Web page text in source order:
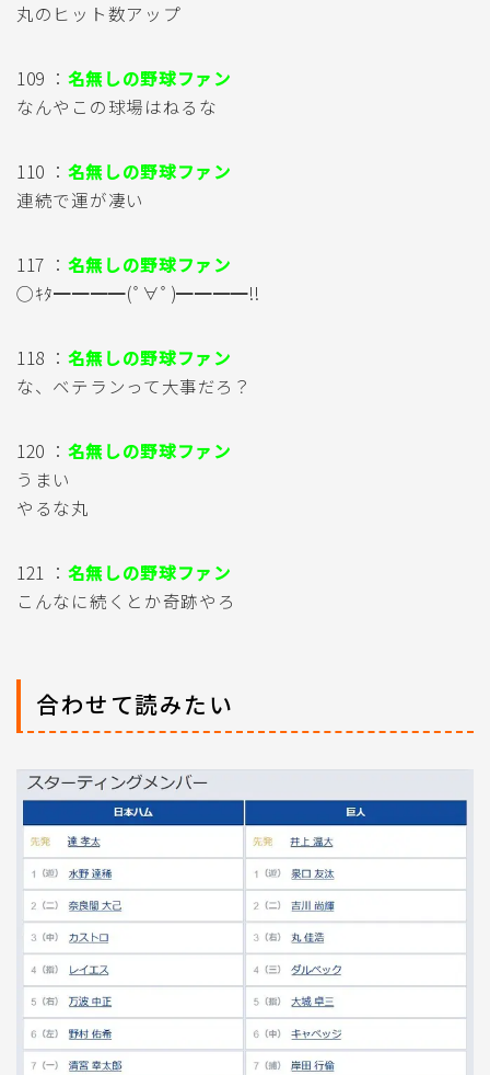
丸のヒット数アップ
109 ： 名無しの野球ファン
なんやこの球場はねるな
110 ： 名無しの野球ファン
連続で運が凄い
117 ： 名無しの野球ファン
◯ｷﾀ━━━━(ﾟ∀ﾟ)━━━━!!
118 ： 名無しの野球ファン
な、ベテランって大事だろ？
120 ： 名無しの野球ファン
うまい
やるな丸
121 ： 名無しの野球ファン
こんなに続くとか奇跡やろ
合わせて読みたい